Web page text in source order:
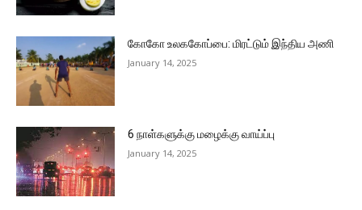
கோகோ உலககோப்பை: மிரட்டும் இந்திய அணி
January 14, 2025
6 நாள்களுக்கு மழைக்கு வாய்ப்பு
January 14, 2025